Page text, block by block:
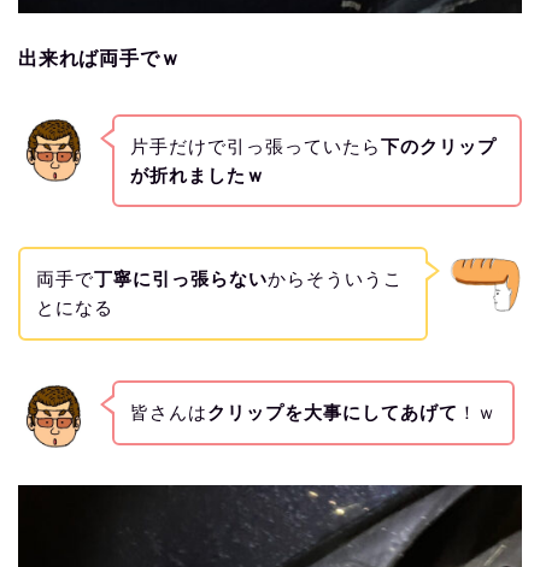
出来れば両手でｗ
片手だけで引っ張っていたら下のクリップ
が折れましたｗ
両手で丁寧に引っ張らないからそういうこ
とになる
皆さんはクリップを大事にしてあげて ！ｗ